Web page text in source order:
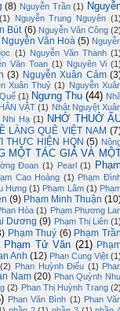
(8) Nguyễn Trần (1)
(1) Nguyễn Trung Nguyên
Bút (6) Nguyễn Văn Công
Nguyễn Văn Hoà (5)
(1) Nguyễn Văn Thanh
Văn Toan (1) Nguyên Vi
(3) Nguyễn Xuân Cảm
Xuân Thuỷ (1) Nguyễn
(1) Ngưng Thu (44)
VẬT (1) Nhật Nguyệt
Nhi Hạ (1) NHỚ THUỞ
LÀNG QUÊ VIỆT NAM
THỰC HIỆN HQN (5)
MỘT TÁC GIẢ VÀ
Đoan (1) Pearl (1)
Cao Hoàng (1) Phạm
Hưng (1) Phạm Lâm (1)
(9) Phạm Minh Thuận
Hòa (1) Phạm Phương
Dương (9) Phạm Thị Liên
Phạm Thuý (6) Phạm
Phạm Tử Văn (21)
Anh (12) Phan Cung Việt
(2) Phan Huỳnh Điểu (1)
Nam (20) Phan Quỳnh
(2) Phan Thị Huỳnh Trang
Phan Văn Bình (1) Phan